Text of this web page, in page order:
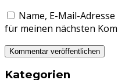
Name, E-Mail-
für meinen nächsten
Kategorien